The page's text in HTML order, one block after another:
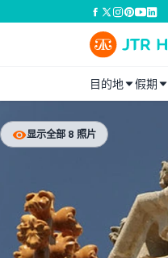
目的地 假期
显示全部 8 照片